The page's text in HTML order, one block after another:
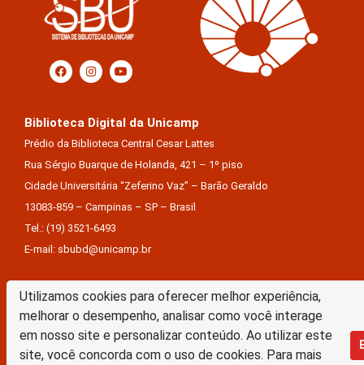
Utilizamos cookies para oferecer melhor experiência,
melhorar o desempenho, analisar como você interage
em nosso site e personalizar conteúdo. Ao utilizar este
site, você concorda com o uso de cookies. Para mais
Biblioteca Digital da Unicamp
Prédio da Biblioteca Central Cesar Lattes
Rua Sérgio Buarque de Holanda, 421 – 1º piso
Cidade Universitária “Zeferino Vaz” – Barão Geraldo
13083-859 – Campinas – SP – Brasil
Tel.: (19) 3521-6493
E-mail: sbubd@unicamp.br
Keite Aparecida Duarte
Márcio Vinícius De Jesus Almeida
Saul Victor De Castro E Silva